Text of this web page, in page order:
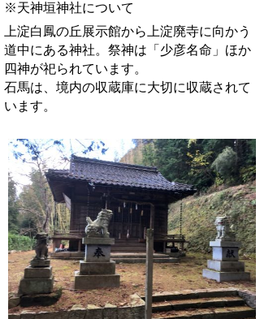
※天神垣神社について
上淀白鳳の丘展示館から上淀廃寺に向かう
道中にある神社。祭神は「少彦名命」ほか
四神が祀られています。
石馬は、境内の収蔵庫に大切に収蔵されて
います。